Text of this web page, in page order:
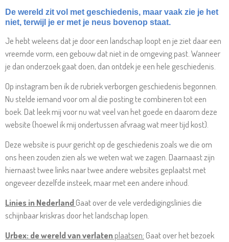
De wereld zit vol met geschiedenis, maar vaak zie je het
niet, terwijl je er met je neus bovenop staat.
Je hebt weleens dat je door een landschap loopt en je ziet daar een
vreemde vorm, een gebouw dat niet in de omgeving past. Wanneer
je dan onderzoek gaat doen, dan ontdek je een hele geschiedenis.
Op instagram ben ik de rubriek verborgen geschiedenis begonnen.
Nu stelde iemand voor om al die posting te combineren tot een
boek. Dat leek mij voor nu wat veel van het goede en daarom deze
website (hoewel ik mij ondertussen afvraag wat meer tijd kost).
Deze website is puur gericht op de geschiedenis zoals we die om
ons heen zouden zien als we weten wat we zagen. Daarnaast zijn
hiernaast twee links naar twee andere websites geplaatst met
ongeveer dezelfde insteek, maar met een andere inhoud.
Linies in NederlandGaat over de vele verdedigingslinies die
schijnbaar kriskras door het landschap lopen.
Urbex: de wereld van verlatenplaatsen: Gaat over het bezoek